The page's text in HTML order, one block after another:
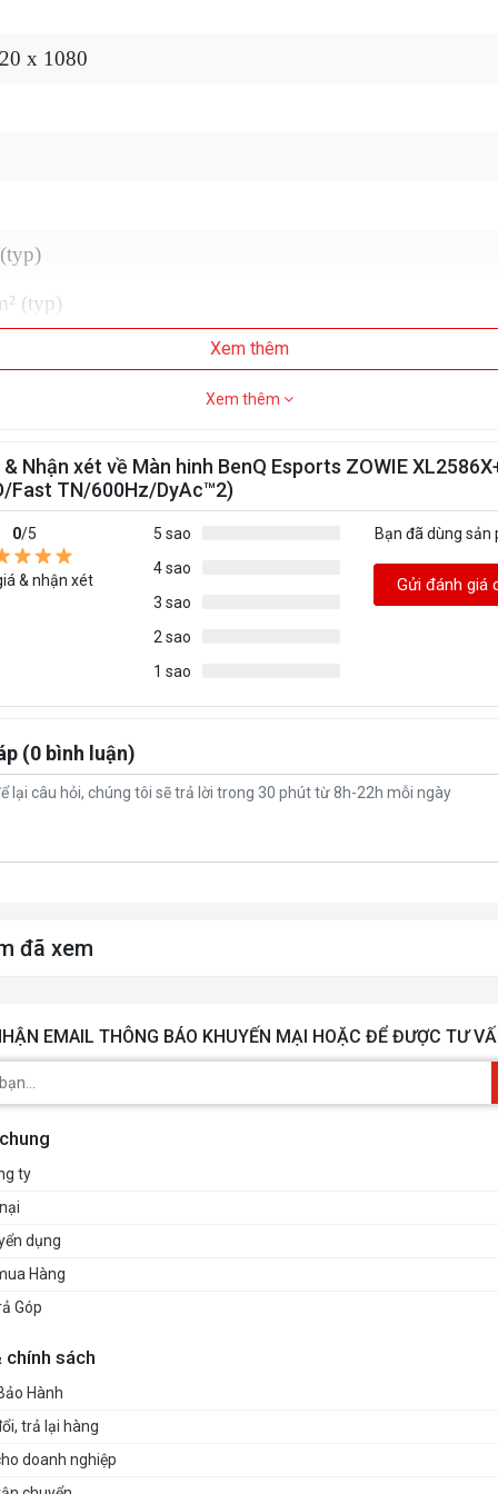
x 1080
(typ)
(mm) 517(cao nhất)/ 362(thấp nhất) x 576 x 209
không bao bì (kg)‎ 5.9Tổng trọng lượng (kg)
C
NỐI
Xem thêm
Xem thêm
Nhận xét về Màn hinh BenQ Esports ZOWIE
Fast TN/600Hz/DyAc™2)
0/5
& nhận xét
5 sao
4 sao
3 sao
2 sao
1 sao
Bạn đã dùng sản
Gửi đánh giá
(0 bình luận)
đã xem
EMAIL THÔNG BÁO KHUYẾN MẠI HOẶC ĐỂ ĐƯỢC TƯ
ty
dụng
Hàng
Góp
chính sách
Hành
trả lại hàng
doanh nghiệp